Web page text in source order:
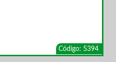
Código: 5394